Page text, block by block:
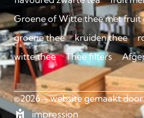
Groene of Witte thee met fruit
groene thee
kruiden thee
witte thee
Thee filters
©2026 – website gemaakt door
impression